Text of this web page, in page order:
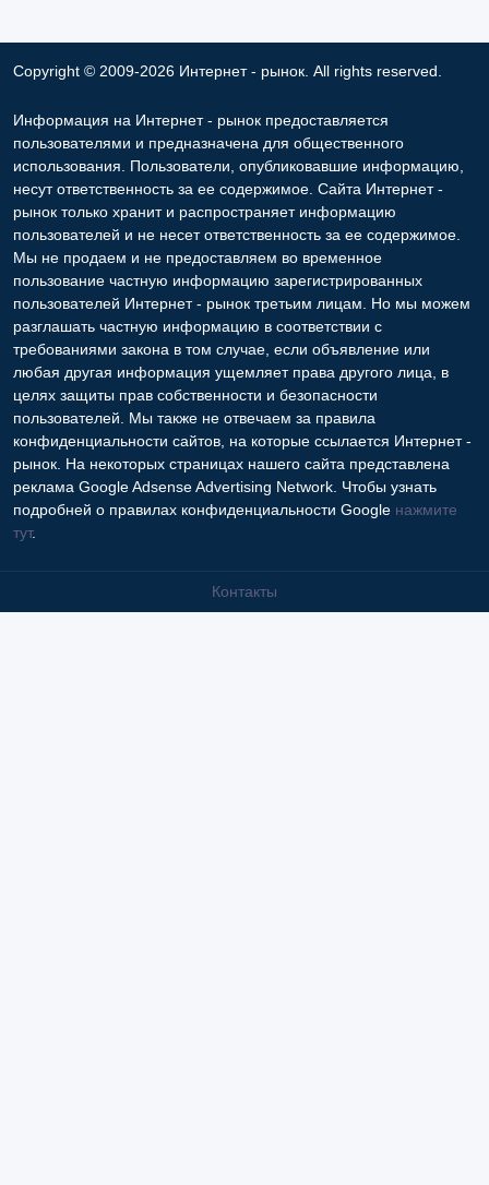
Copyright © 2009-2026 Интернет - рынок. All rights reserved.
Информация на Интернет - рынок предоставляется
пользователями и предназначена для общественного
использования. Пользователи, опубликовавшие информацию,
несут ответственность за ее содержимое. Сайта Интернет -
рынок только хранит и распространяет информацию
пользователей и не несет ответственность за ее содержимое.
Мы не продаем и не предоставляем во временное
пользование частную информацию зарегистрированных
пользователей Интернет - рынок третьим лицам. Но мы можем
разглашать частную информацию в соответствии с
требованиями закона в том случае, если объявление или
любая другая информация ущемляет права другого лица, в
целях защиты прав собственности и безопасности
пользователей. Мы также не отвечаем за правила
конфиденциальности сайтов, на которые ссылается Интернет -
рынок. На некоторых страницах нашего сайта представлена
реклама Google Adsense Advertising Network. Чтобы узнать
подробней о правилах конфиденциальности Google нажмите
тут.
Контакты